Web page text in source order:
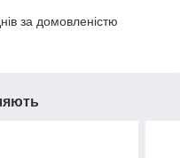
за домовленістю